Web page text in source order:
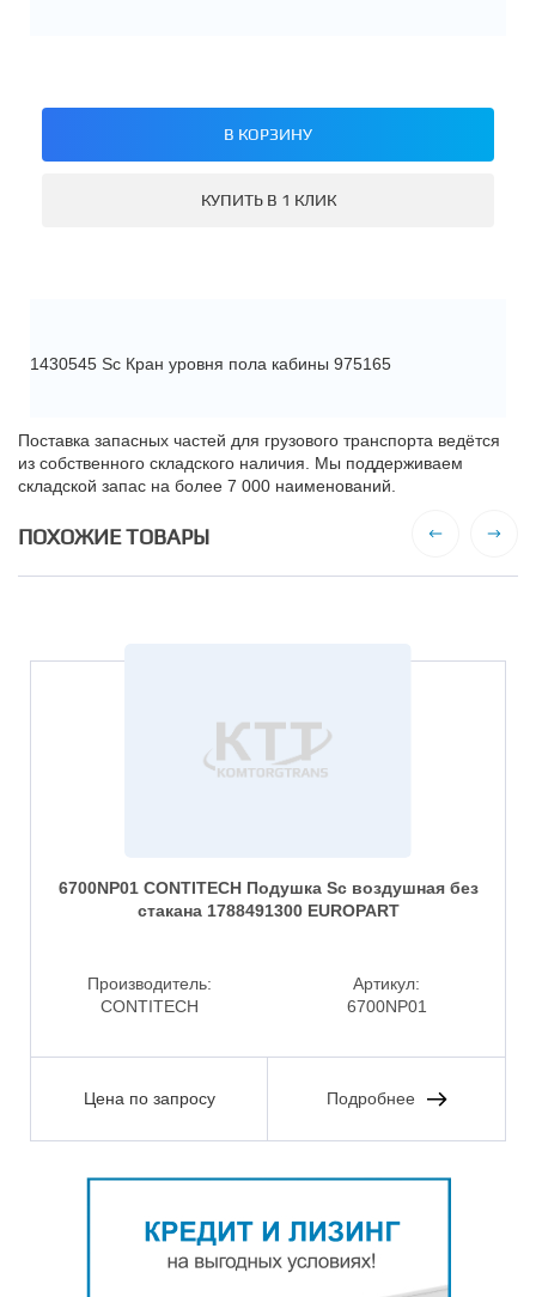
В КОРЗИНУ
КУПИТЬ В 1 КЛИК
1430545 Sc Кран уровня пола кабины 975165
Поставка запасных частей для грузового транспорта ведётся
из собственного складского наличия. Мы поддерживаем
складской запас на более 7 000 наименований.
ПОХОЖИЕ ТОВАРЫ
6700NP01 CONTITECH Подушка Sc воздушная без
стакана 1788491300 EUROPART
Производитель:
CONTITECH
Артикул:
6700NP01
Цена по запросу Подробнее